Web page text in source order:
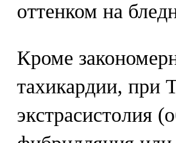
оттенком на
Кроме
тахикардии, при
экстрасистолия